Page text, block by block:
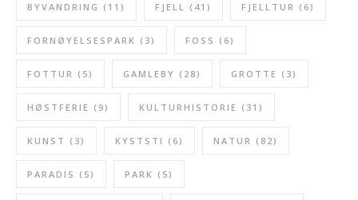
BYVANDRING (11) FJELL (41) FJELLTUR (6)
FORNØYELSESPARK (3) FOSS (6)
FOTTUR (5) GAMLEBY (28) GROTTE (3)
HØSTFERIE (9) KULTURHISTORIE (31)
KUNST (3) KYSTSTI (6) NATUR (82)
PARADIS (5) PARK (5)